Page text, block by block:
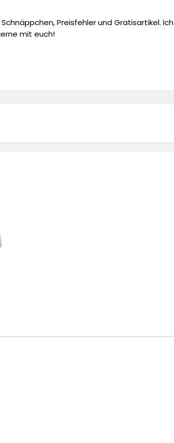
Preisfehler und Gratisartikel. Ich
mit euch!